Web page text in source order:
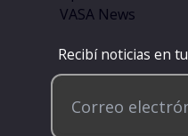
VASA News
Recibí noticias en